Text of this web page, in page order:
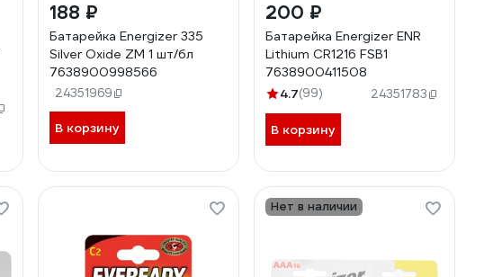
188 ₽
Батарейка Energizer 335
Silver Oxide ZM 1 шт/бл
7638900998566
24351969
В корзину
200 ₽
Батарейка Energizer ENR
Lithium CR1216 FSB1
7638900411508
4.7(99) 24351783
В корзину
Нет в наличии